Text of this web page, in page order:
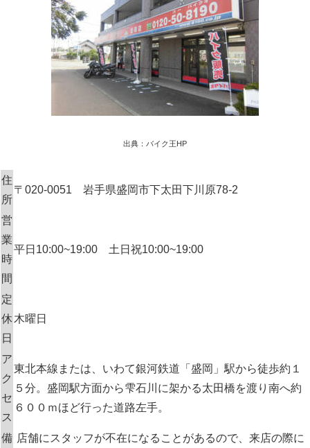
出典：バイク王HP
住
所
〒020-0051 岩手県盛岡市下太田下川原78-2
営
業
時
間
平日10:00~19:00 土日祝10:00~19:00
定
休
日
木曜日
ア
ク
セ
ス
東北本線または、いわて銀河鉄道「盛岡」駅から徒歩約１
５分。盛岡駅方面から雫石川に架かる太田橋を渡り南へ約
６００ｍほど行った道路左手。
備 店舗にスタッフが不在になることがあるので、来店の際に